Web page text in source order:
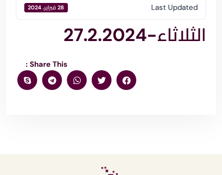
Last Updated 28 فبراير، 2024
الثلاثاء-27.2.2024
Share This :